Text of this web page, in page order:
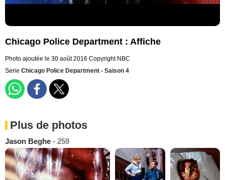
Chicago Police Department : Affiche
Photo ajoutée le 30 août 2016 Copyright NBC
Serie Chicago Police Department - Saison 4
Plus de photos
Jason Beghe - 259